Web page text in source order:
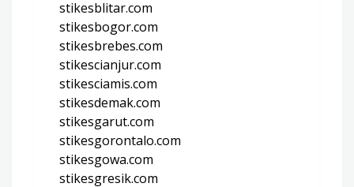
stikesblitar.com
stikesbogor.com
stikesbrebes.com
stikescianjur.com
stikesciamis.com
stikesdemak.com
stikesgarut.com
stikesgorontalo.com
stikesgowa.com
stikesgresik.com